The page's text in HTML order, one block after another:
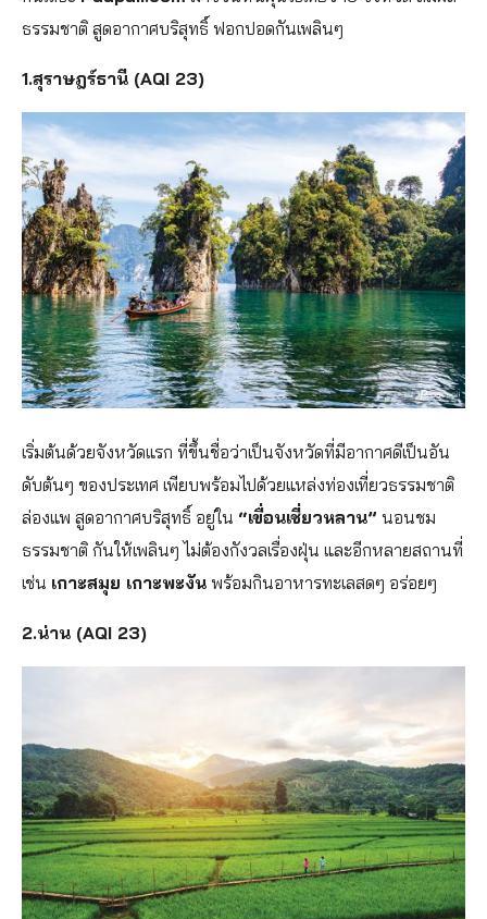
ธรรมชาติ สูดอากาศบริสุทธิ์ ฟอกปอดกันเพลินๆ
1.สุราษฎร์ธานี (AQI 23)
เริ่มต้นด้วยจังหวัดแรก ที่ขึ้นชื่อว่าเป็นจังหวัดที่มีอากาศดีเป็นอัน
ดับต้นๆ ของประเทศ เพียบพร้อมไปด้วยแหล่งท่องเที่ยวธรรมชาติ
ล่องแพ สูดอากาศบริสุทธิ์ อยู่ใน “เขื่อนเชี่ยวหลาน” นอนชม
ธรรมชาติ กันให้เพลินๆ ไม่ต้องกังวลเรื่องฝุ่น และอีกหลายสถานที่
เช่น เกาะสมุย เกาะพะงัน พร้อมกินอาหารทะเลสดๆ อร่อยๆ
2.น่าน (AQI 23)